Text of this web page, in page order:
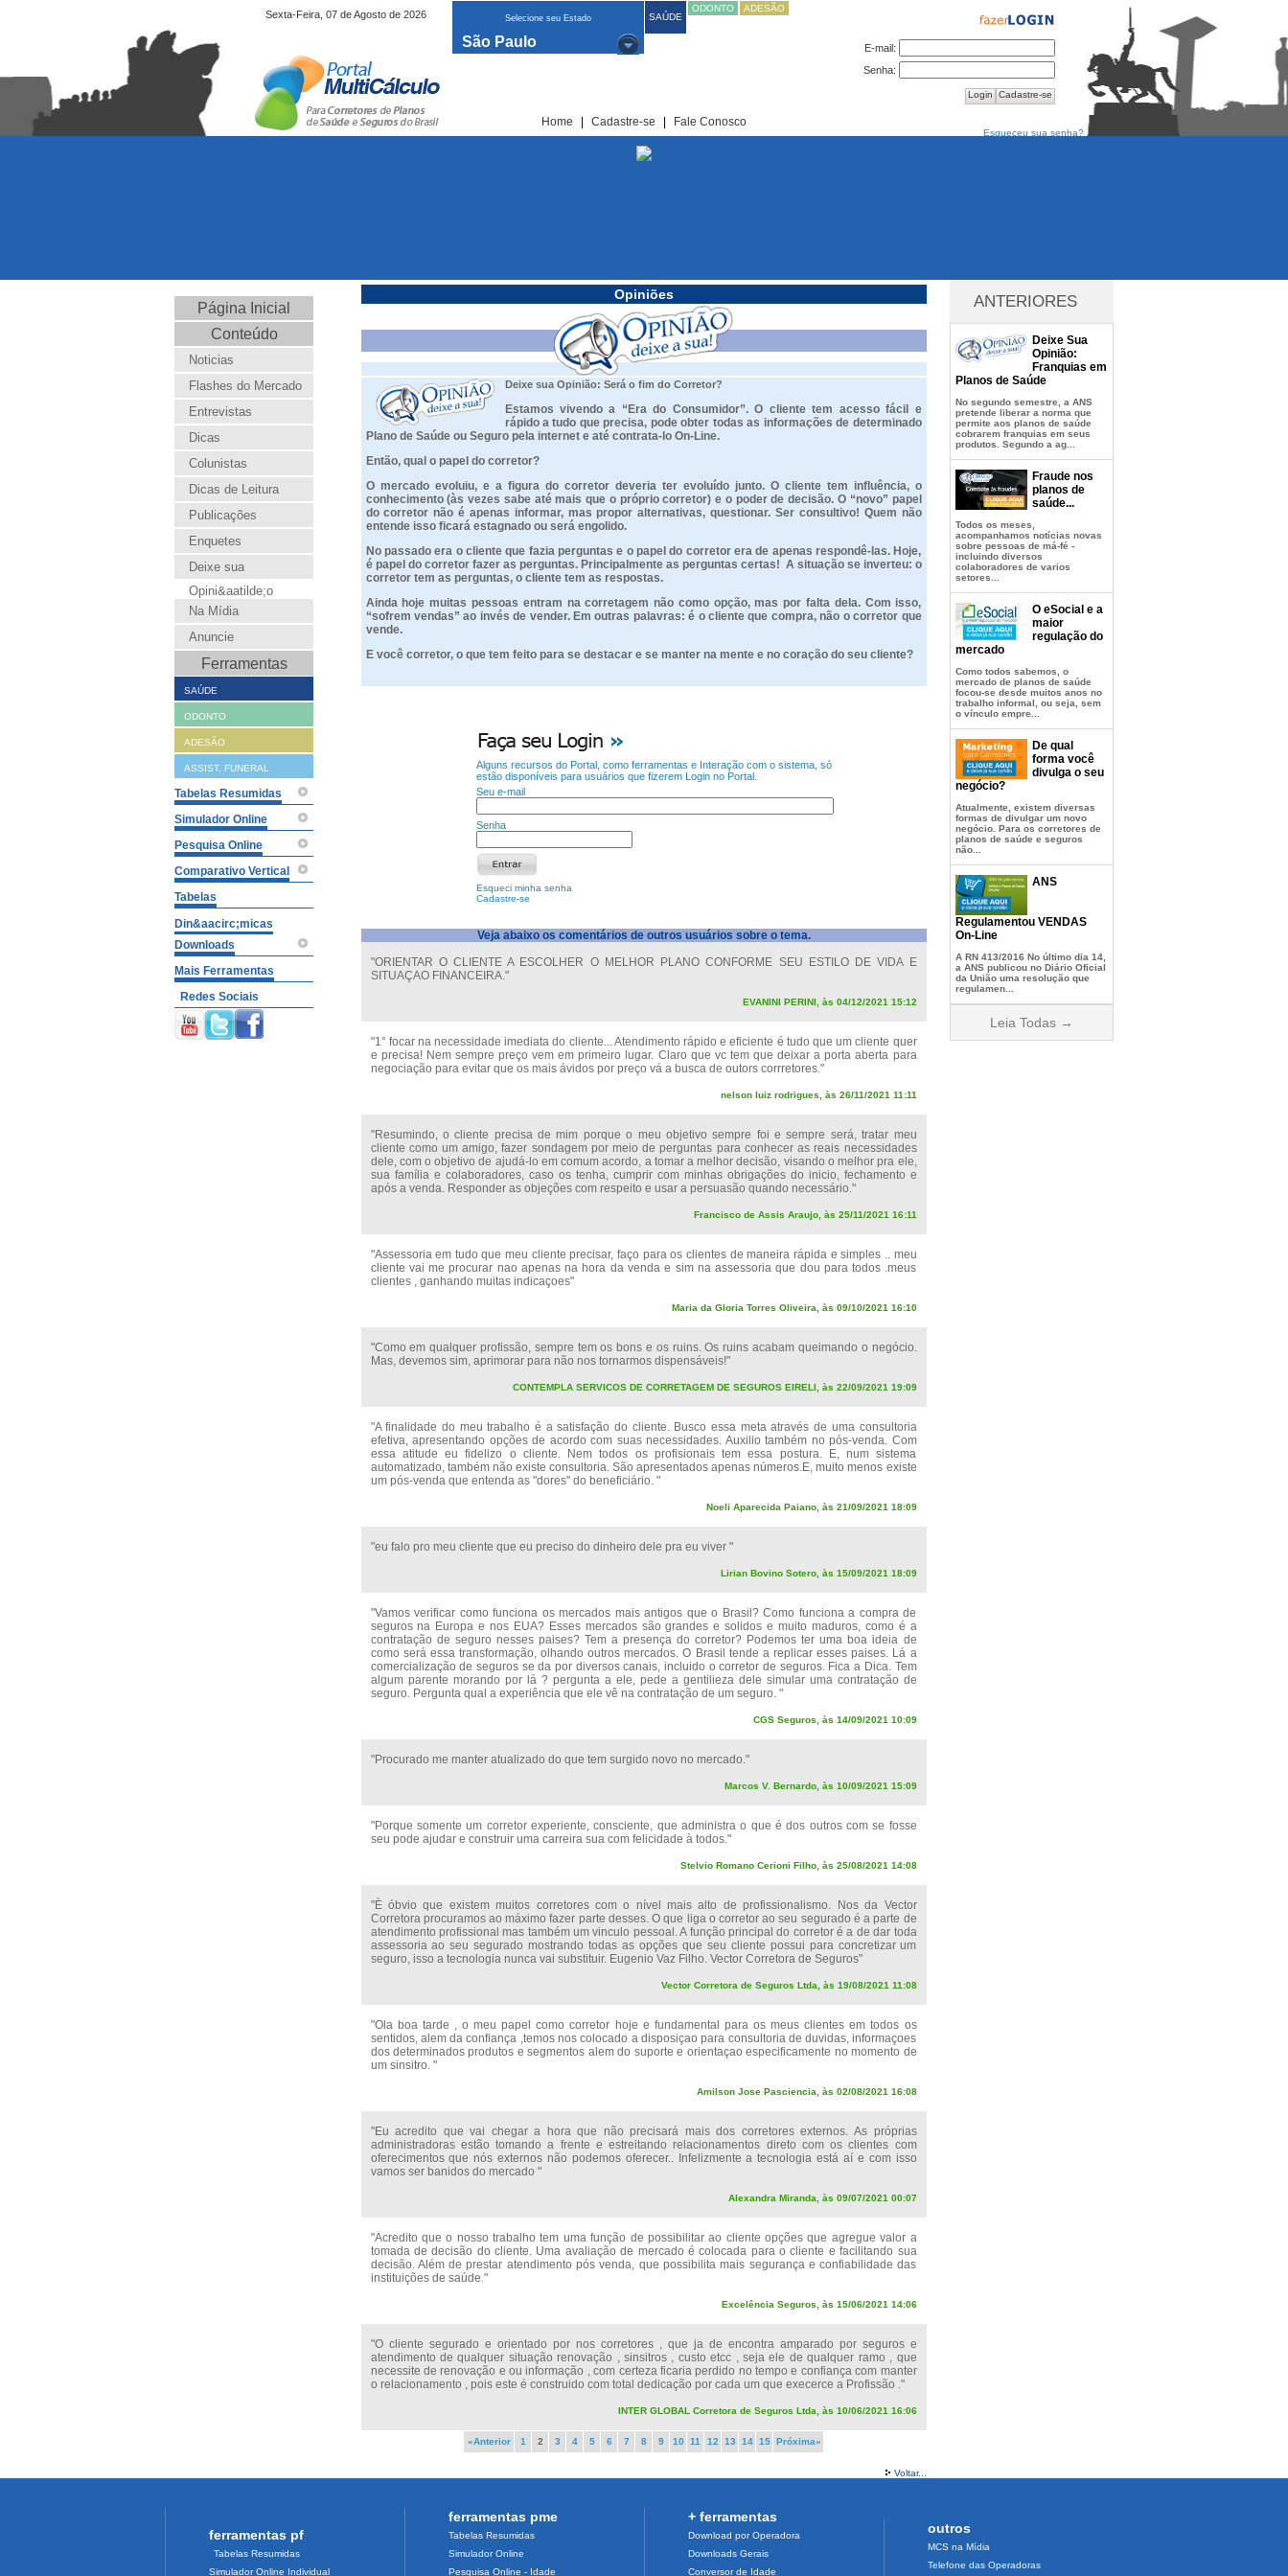
Selecione seu Estado
São Paulo
SAÚDE
ODONTO ADESÃO
Home Cadastre-se Fale Conosco
Sexta-Feira, 07 de Agosto de 2026
E-mail:
Senha:
Cadastre-se
Login
Esqueceu sua senha?
Página Inicial
Conteúdo
Noticias
Flashes do Mercado
Entrevistas
Dicas
Colunistas
Dicas de Leitura
Publicações
Enquetes
Deixe sua
Opini&aatilde;o
Na Mídia
Anuncie
Ferramentas
SAÚDE
ODONTO
ADESÃO
ASSIST. FUNERAL
Tabelas Resumidas
Simulador Online
Pesquisa Online
Comparativo Vertical
Tabelas
Din&aacirc;micas
Downloads
Mais Ferramentas
Redes Sociais
Opiniões
Deixe sua Opinião: Será o fim do Corretor?
Estamos vivendo a “Era do Consumidor”. O cliente tem acesso fácil e
rápido a tudo que precisa, pode obter todas as informações de determinado
Plano de Saúde ou Seguro pela internet e até contrata-lo On-Line.
Então, qual o papel do corretor?
O mercado evoluiu, e a figura do corretor deveria ter evoluído junto. O cliente tem influência, o
conhecimento (às vezes sabe até mais que o próprio corretor) e o poder de decisão. O “novo” papel
do corretor não é apenas informar, mas propor alternativas, questionar. Ser consultivo! Quem não
entende isso ficará estagnado ou será engolido.
No passado era o cliente que fazia perguntas e o papel do corretor era de apenas respondê-las. Hoje,
é papel do corretor fazer as perguntas. Principalmente as perguntas certas! A situação se inverteu: o
corretor tem as perguntas, o cliente tem as respostas.
Ainda hoje muitas pessoas entram na corretagem não como opção, mas por falta dela. Com isso,
“sofrem vendas” ao invés de vender. Em outras palavras: é o cliente que compra, não o corretor que
vende.
E você corretor, o que tem feito para se destacar e se manter na mente e no coração do seu cliente?
Alguns recursos do Portal, como ferramentas e Interação com o sistema, só
estão disponíveis para usuários que fizerem Login no Portal.
Seu e-mail
Senha
Esqueci minha senha
Cadastre-se
Veja abaixo os comentários de outros usuários sobre o tema.
"ORIENTAR O CLIENTE A ESCOLHER O MELHOR PLANO CONFORME SEU ESTILO DE VIDA E
SITUAÇAO FINANCEIRA."
EVANINI PERINI, às 04/12/2021 15:12
"1° focar na necessidade imediata do cliente... Atendimento rápido e eficiente é tudo que um cliente quer
e precisa! Nem sempre preço vem em primeiro lugar. Claro que vc tem que deixar a porta aberta para
negociação para evitar que os mais ávidos por preço vá a busca de outors corrretores."
nelson luiz rodrigues, às 26/11/2021 11:11
"Resumindo, o cliente precisa de mim porque o meu objetivo sempre foi e sempre será, tratar meu
cliente como um amigo, fazer sondagem por meio de perguntas para conhecer as reais necessidades
dele, com o objetivo de ajudá-lo em comum acordo, a tomar a melhor decisão, visando o melhor pra ele,
sua família e colaboradores, caso os tenha, cumprir com minhas obrigações do inicio, fechamento e
após a venda. Responder as objeções com respeito e usar a persuasão quando necessário."
Francisco de Assis Araujo, às 25/11/2021 16:11
"Assessoria em tudo que meu cliente precisar, faço para os clientes de maneira rápida e simples .. meu
cliente vai me procurar nao apenas na hora da venda e sim na assessoria que dou para todos .meus
clientes , ganhando muitas indicaçoes"
Maria da Gloria Torres Oliveira, às 09/10/2021 16:10
"Como em qualquer profissão, sempre tem os bons e os ruins. Os ruins acabam queimando o negócio.
Mas, devemos sim, aprimorar para não nos tornarmos dispensáveis!"
CONTEMPLA SERVICOS DE CORRETAGEM DE SEGUROS EIRELI, às 22/09/2021 19:09
"A finalidade do meu trabalho é a satisfação do cliente. Busco essa meta através de uma consultoria
efetiva, apresentando opções de acordo com suas necessidades. Auxilio também no pós-venda. Com
essa atitude eu fidelizo o cliente. Nem todos os profisionais tem essa postura. E, num sistema
automatizado, também não existe consultoria. São apresentados apenas números.E, muito menos existe
um pós-venda que entenda as "dores" do beneficiário. "
Noeli Aparecida Paiano, às 21/09/2021 18:09
"eu falo pro meu cliente que eu preciso do dinheiro dele pra eu viver "
Lirian Bovino Sotero, às 15/09/2021 18:09
"Vamos verificar como funciona os mercados mais antigos que o Brasil? Como funciona a compra de
seguros na Europa e nos EUA? Esses mercados são grandes e solidos e muito maduros, como é a
contratação de seguro nesses paises? Tem a presença do corretor? Podemos ter uma boa ideia de
como será essa transformação, olhando outros mercados. O Brasil tende a replicar esses paises. Lá a
comercialização de seguros se da por diversos canais, incluido o corretor de seguros. Fica a Dica. Tem
algum parente morando por lá ? pergunta a ele, pede a gentilieza dele simular uma contratação de
seguro. Pergunta qual a experiência que ele vê na contratação de um seguro. "
CGS Seguros, às 14/09/2021 10:09
"Procurado me manter atualizado do que tem surgido novo no mercado."
Marcos V. Bernardo, às 10/09/2021 15:09
"Porque somente um corretor experiente, consciente, que administra o que é dos outros com se fosse
seu pode ajudar e construir uma carreira sua com felicidade à todos."
Stelvio Romano Cerioni Filho, às 25/08/2021 14:08
"È óbvio que existem muitos corretores com o nível mais alto de profissionalismo. Nos da Vector
Corretora procuramos ao máximo fazer parte desses. O que liga o corretor ao seu segurado é a parte de
atendimento profissional mas também um vinculo pessoal. A função principal do corretor é a de dar toda
assessoria ao seu segurado mostrando todas as opções que seu cliente possui para concretizar um
seguro, isso a tecnologia nunca vai substituir. Eugenio Vaz Filho. Vector Corretora de Seguros"
Vector Corretora de Seguros Ltda, às 19/08/2021 11:08
"Ola boa tarde , o meu papel como corretor hoje e fundamental para os meus clientes em todos os
sentidos, alem da confiança ,temos nos colocado a disposiçao para consultoria de duvidas, informaçoes
dos determinados produtos e segmentos alem do suporte e orientaçao especificamente no momento de
um sinsitro. "
Amilson Jose Pasciencia, às 02/08/2021 16:08
"Eu acredito que vai chegar a hora que não precisará mais dos corretores externos. As próprias
administradoras estão tomando a frente e estreitando relacionamentos direto com os clientes com
oferecimentos que nós externos não podemos oferecer.. Infelizmente a tecnologia está aí e com isso
vamos ser banidos do mercado "
Alexandra Miranda, às 09/07/2021 00:07
"Acredito que o nosso trabalho tem uma função de possibilitar ao cliente opções que agregue valor a
tomada de decisão do cliente. Uma avaliação de mercado é colocada para o cliente e facilitando sua
decisão. Além de prestar atendimento pós venda, que possibilita mais segurança e confiabilidade das
instituições de saúde."
Excelência Seguros, às 15/06/2021 14:06
"O cliente segurado e orientado por nos corretores , que ja de encontra amparado por seguros e
atendimento de qualquer situação renovação , sinsitros , custo etcc , seja ele de qualquer ramo , que
necessite de renovação e ou informação , com certeza ficaria perdido no tempo e confiança com manter
o relacionamento , pois este é construido com total dedicação por cada um que execerce a Profissão ."
INTER GLOBAL Corretora de Seguros Ltda, às 10/06/2021 16:06
«Anterior 1 2 3 4 5 6 7 8 9 10 11 12 13 14 15 Próxima»
Voltar...
ANTERIORES
Deixe Sua
Opinião:
Franquias em
Planos de Saúde
No segundo semestre, a ANS
pretende liberar a norma que
permite aos planos de saúde
cobrarem franquias em seus
produtos. Segundo a ag...
Fraude nos
planos de
saúde...
Todos os meses,
acompanhamos notícias novas
sobre pessoas de má-fé -
incluindo diversos
colaboradores de varios
setores...
O eSocial e a
maior
regulação do
mercado
Como todos sabemos, o
mercado de planos de saúde
focou-se desde muitos anos no
trabalho informal, ou seja, sem
o vínculo empre...
De qual
forma você
divulga o seu
negócio?
Atualmente, existem diversas
formas de divulgar um novo
negócio. Para os corretores de
planos de saúde e seguros
não...
ANS
Regulamentou VENDAS
On-Line
A RN 413/2016 No último dia 14,
a ANS publicou no Diário Oficial
da União uma resolução que
regulamen...
Leia Todas →
ferramentas pf
Tabelas Resumidas
Simulador Online Individual
ferramentas pme
Tabelas Resumidas
Simulador Online
Pesquisa Online - Idade
+ ferramentas
Download por Operadora
Downloads Gerais
Conversor de Idade
outros
MCS na Mídia
Telefone das Operadoras